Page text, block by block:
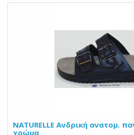
NATURELLE Ανδρική ανατομ.
χρώμα